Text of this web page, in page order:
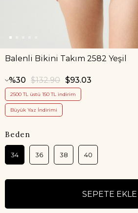
Balenli Bikini Takım 2582 Yeşil
30 $132.90 $93.03
2500 TL üstü 150 TL indirim
Büyük Yaz İndirimi
Beden
34 36 38 40